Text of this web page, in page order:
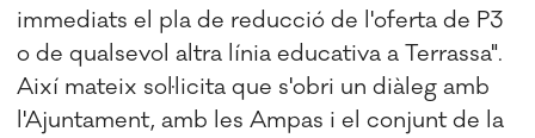
immediats el pla de reducció de l'oferta de P3
o de qualsevol altra línia educativa a Terrassa".
Així mateix sol·licita que s'obri un diàleg amb
l'Ajuntament, amb les Ampas i el conjunt de la